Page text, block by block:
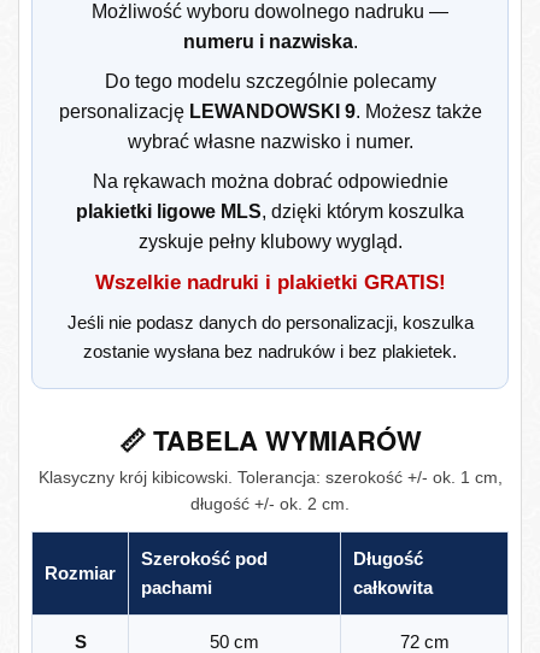
Możliwość wyboru dowolnego nadruku —
numeru i nazwiska.
Do tego modelu szczególnie polecamy
personalizację LEWANDOWSKI 9. Możesz także
wybrać własne nazwisko i numer.
Na rękawach można dobrać odpowiednie
plakietki ligowe MLS, dzięki którym koszulka
zyskuje pełny klubowy wygląd.
Wszelkie nadruki i plakietki GRATIS!
Jeśli nie podasz danych do personalizacji, koszulka
zostanie wysłana bez nadruków i bez plakietek.
📏 TABELA WYMIARÓW
Klasyczny krój kibicowski. Tolerancja: szerokość +/- ok. 1 cm,
długość +/- ok. 2 cm.
Rozmiar
Szerokość pod
pachami
Długość
całkowita
S 50 cm 72 cm